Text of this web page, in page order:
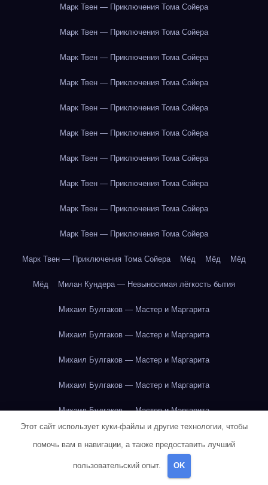
Марк Твен — Приключения Тома Сойера
Марк Твен — Приключения Тома Сойера
Марк Твен — Приключения Тома Сойера
Марк Твен — Приключения Тома Сойера
Марк Твен — Приключения Тома Сойера
Марк Твен — Приключения Тома Сойера
Марк Твен — Приключения Тома Сойера
Марк Твен — Приключения Тома Сойера
Марк Твен — Приключения Тома Сойера
Марк Твен — Приключения Тома Сойера
Марк Твен — Приключения Тома Сойера Мёд Мёд Мёд
Мёд Милан Кундера — Невыносимая лёгкость бытия
Михаил Булгаков — Мастер и Маргарита
Михаил Булгаков — Мастер и Маргарита
Михаил Булгаков — Мастер и Маргарита
Михаил Булгаков — Мастер и Маргарита
Михаил Булгаков — Мастер и Маргарита
Михаил Булгаков — Мастер и Маргарита
Этот сайт использует куки-файлы и другие технологии, чтобы
помочь вам в навигации, а также предоставить лучший
пользовательский опыт. OK